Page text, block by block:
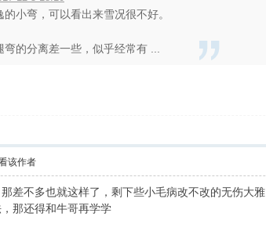
小弯，可以看出来雪况很不好。
的分离差一些，似乎经常有 ...
该作者
差不多也就这样了，剩下些小毛病改不改的无伤大雅
那还得和牛哥再学学